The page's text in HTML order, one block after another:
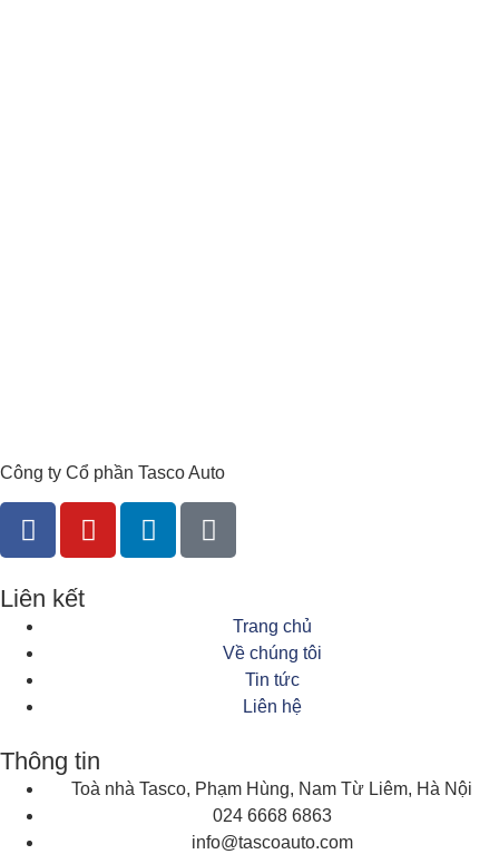
Công ty Cổ phần Tasco Auto
Liên kết
Trang chủ
Về chúng tôi
Tin tức
Liên hệ
Thông tin
Toà nhà Tasco, Phạm Hùng, Nam Từ Liêm, Hà Nội
024 6668 6863
info@tascoauto.com